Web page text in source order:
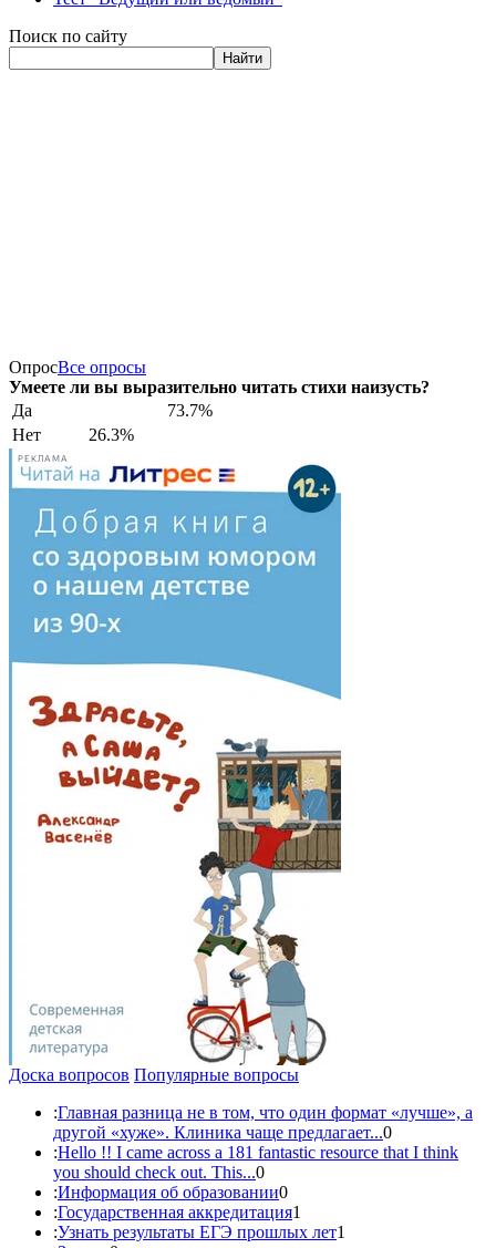
Поиск по сайту
Найти
ОпросВсе опросы
Умеете ли вы выразительно читать стихи наизусть?
Да
73.7%
Нет
26.3%
РЕКЛАМА
Доска вопросов Популярные вопросы
:Главная разница не в том, что один формат «лучше», а
другой «хуже». Клиника чаще предлагает...0
:Hello !! I came across a 181 fantastic resource that I think
you should check out. This...0
:Информация об образовании0
:Государственная аккредитация1
:Узнать результаты ЕГЭ прошлых лет1